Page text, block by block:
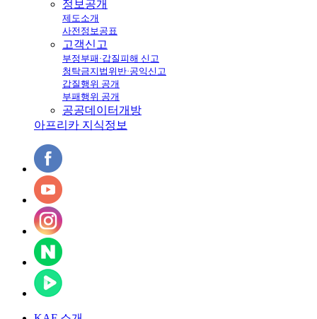
정보공개
제도소개
사전정보공표
고객신고
부정부패·갑질피해 신고
청탁금지법위반·공익신고
갑질행위 공개
부패행위 공개
공공데이터개방
아프리카 지식정보